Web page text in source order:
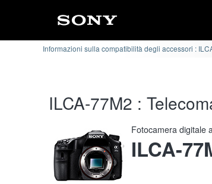
Informazioni sulla compatibilità degli accessori :
ILCA-77M2 :
Fotocamera digitale
ILCA-